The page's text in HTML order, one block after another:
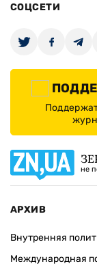
СОЦСЕТИ
не
АРХИВ
Внутренняя
Международная